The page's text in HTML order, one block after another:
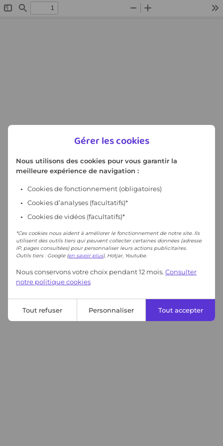
Gérer les cookies
Nous utilisons des cookies pour vous garantir la
meilleure expérience de navigation :
Cookies de fonctionnement (obligatoires)
Cookies d’analyses (facultatifs)*
Cookies de vidéos (facultatifs)*
*Ces cookies nous aident à améliorer le fonctionnement de notre site. Ils
utilisent des outils tiers qui peuvent collecter certaines données (adresse
IP, pages consultées) pour personnaliser leurs actions publicitaires.
Outils tiers : Google (en savoir plus), Hotjar, Youtube.
Nous conservons votre choix pendant 12 mois. Consulter
notre politique cookies
Tout refuser Personnaliser Tout accepter